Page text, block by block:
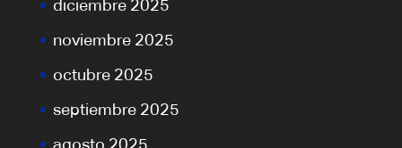
diciembre 2025
noviembre 2025
octubre 2025
septiembre 2025
agosto 2025